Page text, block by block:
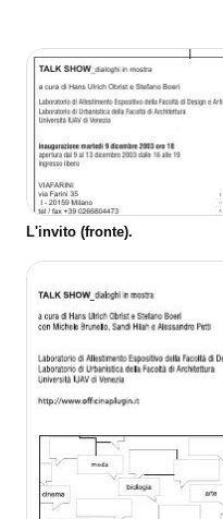
L'invito (fronte).